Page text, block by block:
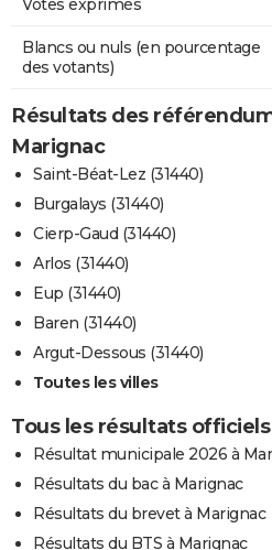
Votes exprimés
Blancs ou nuls (en pourcentage
des votants)
Résultats des
Marignac
Saint-Béat-Lez (31440)
Burgalays (31440)
Cierp-Gaud (31440)
Arlos (31440)
Eup (31440)
Baren (31440)
Argut-Dessous (31440)
Toutes les villes
Tous les résultats
Résultat municipale 2026 à
Résultats du bac à Marignac
Résultats du brevet à Marignac
Résultats du BTS à Marignac